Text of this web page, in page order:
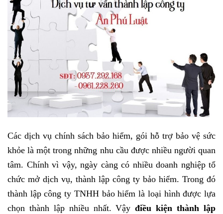
Các dịch vụ chính sách bảo hiểm, gói hỗ trợ bảo vệ sức
khỏe là một trong những nhu cầu được nhiều người quan
tâm. Chính vì vậy, ngày càng có nhiều doanh nghiệp tổ
chức mở dịch vụ, thành lập công ty bảo hiểm. Trong đó
thành lập công ty TNHH bảo hiểm là loại hình được lựa
chọn thành lập nhiều nhất. Vậyđiều kiện thành lập